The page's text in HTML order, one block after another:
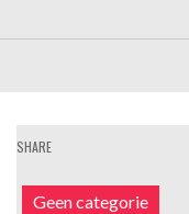
SHARE
Geen categorie